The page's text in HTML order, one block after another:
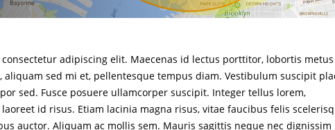
adipiscing elit. Maecenas id lectus porttitor, lobortis metus
aliquam sed mi et, pellentesque tempus diam. Vestibulum suscipit
sed. Fusce posuere ullamcorper suscipit. Integer tellus lorem,
id risus. Etiam lacinia magna risus, vitae faucibus felis
auctor. Aliquam ac mollis sem. Mauris sagittis neque nec dignissim